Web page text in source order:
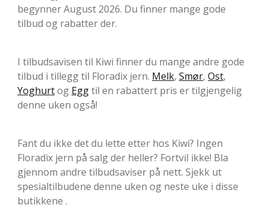
begynner August 2026. Du finner mange gode
tilbud og rabatter der.
I tilbudsavisen til Kiwi finner du mange andre gode
tilbud i tillegg til Floradix jern. Melk, Smør, Ost,
Yoghurtog Eggtil en rabattert pris er tilgjengelig
denne uken også!
Fant du ikke det du lette etter hos Kiwi? Ingen
Floradix jern på salg der heller? Fortvil ikke! Bla
gjennom andre tilbudsaviser på nett. Sjekk ut
spesialtilbudene denne uken og neste uke i disse
butikkene .